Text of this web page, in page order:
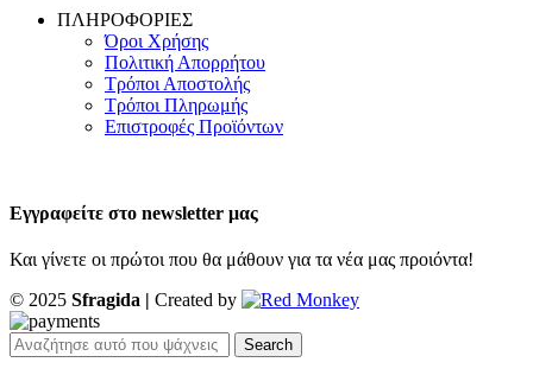
ΠΛΗΡΟΦΟΡΙΕΣ
Όροι Χρήσης
Πολιτική Απορρήτου
Τρόποι Αποστολής
Τρόποι Πληρωμής
Επιστροφές Προϊόντων
Εγγραφείτε στο newsletter μας
Και γίνετε οι πρώτοι που θα μάθουν για τα νέα μας προιόντα!
© 2025 Sfragida | Created by
Search